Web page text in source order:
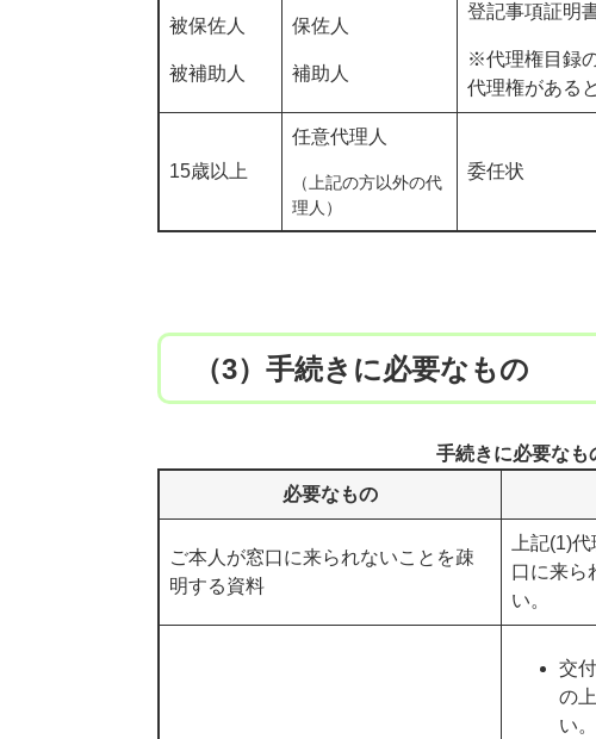
被保佐人
被補助人
保佐人
補助人
登記事項証明
※代理権目録
代理権がある
15歳以上
任意代理人
（上記の方以外の代
理人）
委任状
（3）手続きに必要なもの
手続きに必要なも
必要なもの
ご本人が窓口に来られないことを疎
明する資料
上記(1)
口に来ら
い。
交
の
い。